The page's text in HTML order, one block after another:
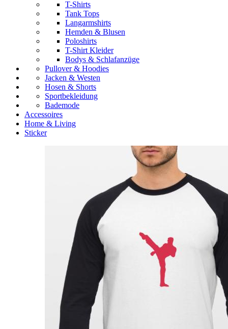
T-Shirts
Tank Tops
Langarmshirts
Hemden & Blusen
Poloshirts
T-Shirt Kleider
Bodys & Schlafanzüge
Pullover & Hoodies
Jacken & Westen
Hosen & Shorts
Sportbekleidung
Bademode
Accessoires
Home & Living
Sticker